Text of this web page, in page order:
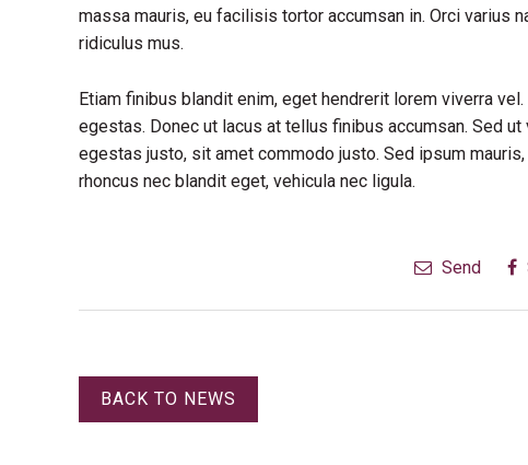
massa mauris, eu facilisis tortor accumsan in. Orci varius
ridiculus mus.
Etiam finibus blandit enim, eget hendrerit lorem viverra
egestas. Donec ut lacus at tellus finibus accumsan. Sed
egestas justo, sit amet commodo justo. Sed ipsum
rhoncus nec blandit eget, vehicula nec ligula.
Send
BACK TO NEWS